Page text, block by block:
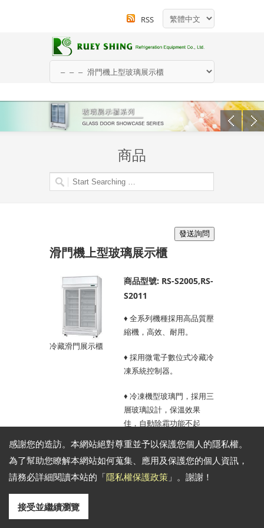
感謝您的造訪。本網站絕對尊重並予以保護您個人的隱私權。
為了幫助您瞭解本網站如何蒐集、應用及保護您的個人資訊，
請務必詳細閱讀本站的「隱私權保護政策 」。謝謝！
接受並繼續瀏覽
RSS
商品
滑門機上型玻璃展示櫃
冷藏滑門展示櫃
商品型號: RS-S2005,RS-
S2011
♦ 全系列機種採用高品質壓
縮機，高效、耐用。
♦ 採用微電子數位式冷藏冷
凍系統控制器。
♦ 冷凍機型玻璃門，採用三
層玻璃設計，保溫效果
佳，自動除霜功能不起
品展示效果。
♦ 全系列採用風扇循環制冷